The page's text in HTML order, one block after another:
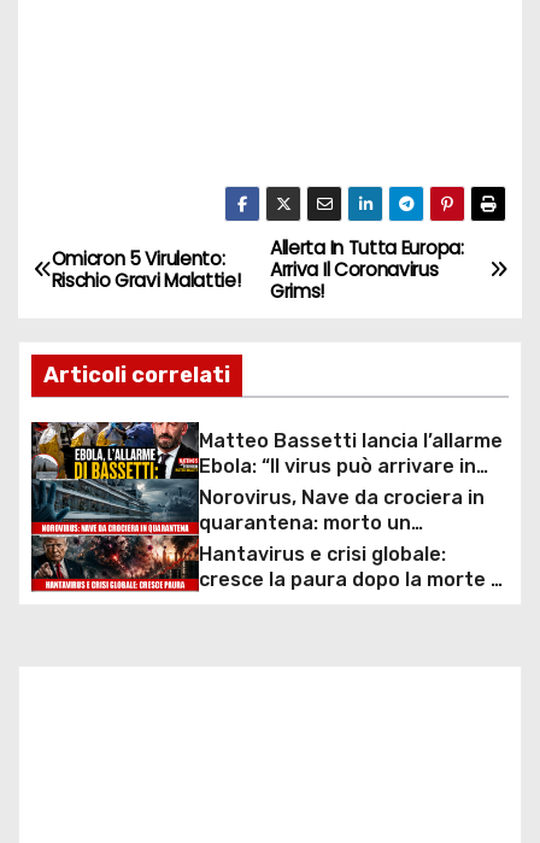
N
v
i
g
a
z
Allerta In Tutta Europa:
Arriva Il Coronavirus
Grims!
Omicron 5 Virulento:
Rischio Gravi Malattie!
Articoli correlati
Matteo Bassetti lancia l’allarme
Ebola: “Il virus può arrivare in
Europa in poche ore”
Norovirus, Nave da crociera in
quarantena: morto un
passeggero!
Hantavirus e crisi globale:
cresce la paura dopo la morte di